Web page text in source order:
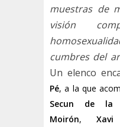
muestras de
visión
cumbres del
Un elenco
Pé, a la que
Secun de la
Moirón, Xavi